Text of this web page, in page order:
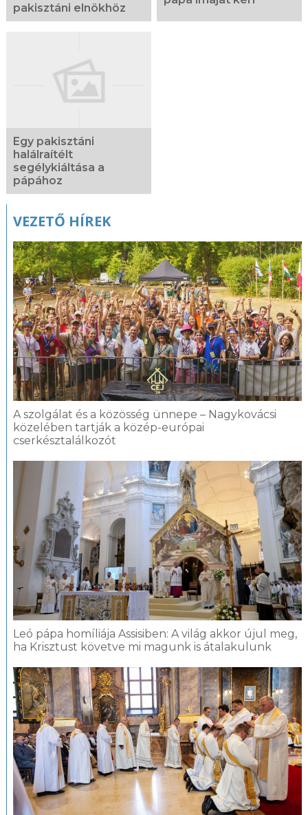
pakisztáni elnökhöz
Egy pakisztáni
halálraítélt
segélykiáltása a
pápához
VEZETŐ HÍREK
A szolgálat és a közösség ünnepe – Nagykovácsi
közelében tartják a közép-európai
cserkésztalálkozót
Leó pápa homíliája Assisiben: A világ akkor újul meg,
ha Krisztust követve mi magunk is átalakulunk